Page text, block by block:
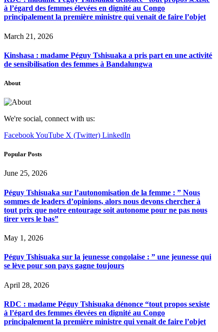
à l’égard des femmes élevées en dignité au Congo
principalement la première ministre qui venait de faire l’objet
March 21, 2026
Kinshasa : madame Péguy Tshisuaka a pris part en une activité
de sensibilisation des femmes à Bandalungwa
About
We're social, connect with us:
FacebookYouTube X (Twitter) LinkedIn
Popular Posts
June 25, 2026
Péguy Tshisuaka sur l’autonomisation de la femme : ” Nous
sommes de leaders d’opinions, alors nous devons chercher à
tout prix que notre entourage soit autonome pour ne pas nous
tirer vers le bas”
May 1, 2026
Péguy Tshisuaka sur la jeunesse congolaise : ” une jeunesse qui
se lève pour son pays gagne toujours
April 28, 2026
RDC : madame Péguy Tshisuaka dénonce “tout propos sexiste
à l’égard des femmes élevées en dignité au Congo
principalement la première ministre qui venait de faire l’objet